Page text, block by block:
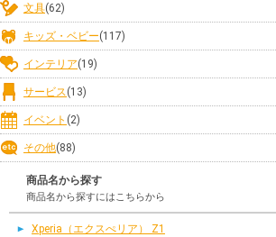
文具(62)
キッズ・ベビー(117)
インテリア(19)
サービス(13)
イベント (2)
その他(88)
商品名から探す
商品名から探すにはこちらから
Xperia（エクスぺリア） Z1